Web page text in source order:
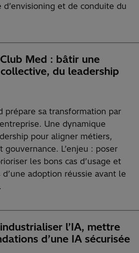
d’envisioning et de conduite du
Club Med : bâtir une
du leadership
prépare sa transformation par
Une dynamique
pour aligner métiers,
gouvernance. L’enjeu : poser
les bons cas d’usage et
adoption réussie avant le
industrialiser l’IA, mettre
d’une IA sécurisée